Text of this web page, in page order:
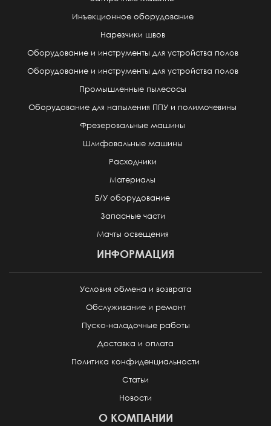
Инъекционное оборудование
Нарезчики швов
Оборудование и инструменты для устройства полов
Оборудование и инструменты для устройства полов
Промышленные пылесосы
Оборудование для напыления ППУ и полимочевины
Фрезеровальные машины
Шлифовальные машины
Расходники
Материалы
Б/У оборудование
Запасные части
Мачты освещения
ИНФОРМАЦИЯ
Условия обмена и возврата
Обслуживание и ремонт
Пуско-наладочные работы
Доставка и оплата
Политика конфиденциальности
Статьи
Новости
О КОМПАНИИ